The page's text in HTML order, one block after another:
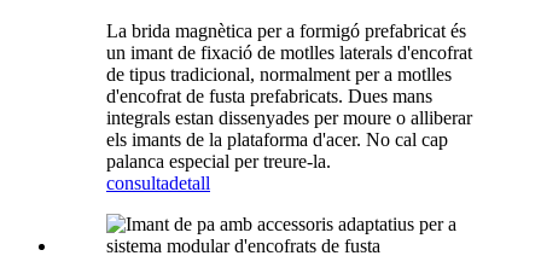
La brida magnètica per a formigó prefabricat és
un imant de fixació de motlles laterals d'encofrat
de tipus tradicional, normalment per a motlles
d'encofrat de fusta prefabricats. Dues mans
integrals estan dissenyades per moure o alliberar
els imants de la plataforma d'acer. No cal cap
palanca especial per treure-la.
consultadetall